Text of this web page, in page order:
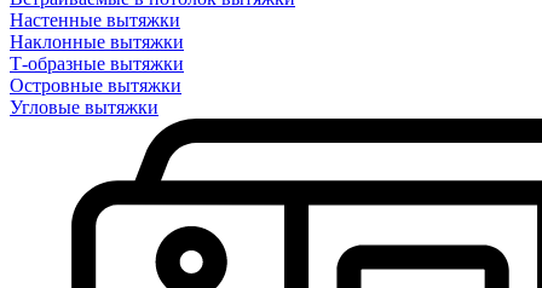
Настенные вытяжки
Наклонные вытяжки
Т-образные вытяжки
Островные вытяжки
Угловые вытяжки